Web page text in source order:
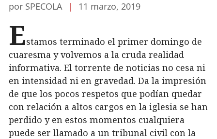
por SPECOLA | 11 marzo, 2019
Estamos terminado el primer domingo de
cuaresma y volvemos a la cruda realidad
informativa. El torrente de noticias no cesa ni
en intensidad ni en gravedad. Da la impresión
de que los pocos respetos que podían quedar
con relación a altos cargos en la iglesia se han
perdido y en estos momentos cualquiera
puede ser llamado a un tribunal civil con la